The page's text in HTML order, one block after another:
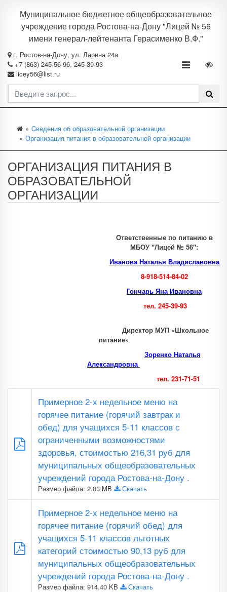
Муниципальное бюджетное общеобразовательное
учреждение города Ростова-на-Дону "Лицей № 56
имени генерал-лейтенанта Герасименко В.Ф."
г. Ростов-на-Дону, ул. Ларина 24а
+7 (863) 245-56-96, 245-39-93
licey56@list.ru
Cведения об образовательной организации
Организация питания в образовательной организации
ОРГАНИЗАЦИЯ ПИТАНИЯ В
ОБРАЗОВАТЕЛЬНОЙ
ОРГАНИЗАЦИИ
Ответственные по питанию в
МБОУ "Лицей № 56":
Иванова Наталья Владиславовна
8-918-514-84-02
Гончарь Яна Ивановна
тел. 245-39-93
Директор МУП «Школьное
питание»
Зоренко Наталья
Александровна
тел. 231-71-51
Примерное 2-х недельное меню на
горячее питание (горячий завтрак и
обед) для учащихся 5-11 классов с
ограниченными возможностями
здоровья, стоимостью 216,31 руб для
муниципальных общеобразовательных
учреждений города Ростова-на-Дону .
Размер файла: 2.03 MB Скачать
Примерное 2-х недельное меню на
горячее питание (горячий обед) для
учащихся 5-11 классов льготных
категорий стоимостью 90,13 руб для
муниципальных общеобразовательных
учреждений города Ростова-на-Дону .
Размер файла: 914.40 KB Скачать